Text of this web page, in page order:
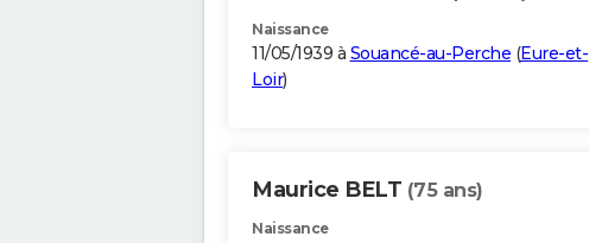
Naissance
11/05/1939 à Souancé-au-Perche (Eure-et-
Loir)
Maurice BELT (75 ans)
Naissance